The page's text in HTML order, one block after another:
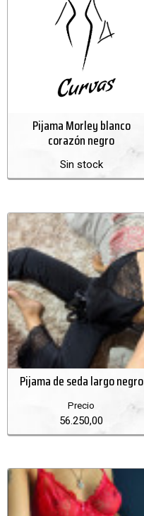
Pijama Morley blanco
corazón negro
Sin stock
Pijama de seda largo negro
Precio
56.250,00